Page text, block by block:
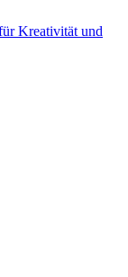
Kreativität und